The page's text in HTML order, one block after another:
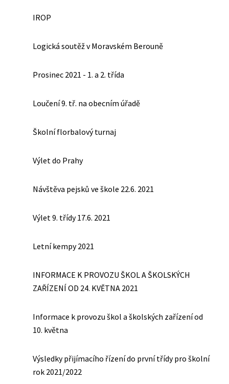
IROP
Logická soutěž v Moravském Berouně
Prosinec 2021 - 1. a 2. třída
Loučení 9. tř. na obecním úřadě
Školní florbalový turnaj
Výlet do Prahy
Návštěva pejsků ve škole 22.6. 2021
Výlet 9. třídy 17.6. 2021
Letní kempy 2021
INFORMACE K PROVOZU ŠKOL A ŠKOLSKÝCH
ZAŘÍZENÍ OD 24. KVĚTNA 2021
Informace k provozu škol a školských zařízení od
10. května
Výsledky přijímacího řízení do první třídy pro školní
rok 2021/2022